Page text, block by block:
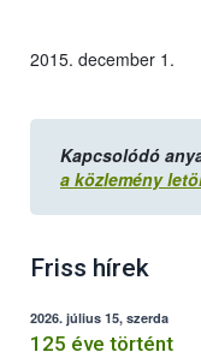
2015. december 1.
Kapcsolódó
a közlemény
Friss hírek
2026. július 15, szerda
125 éve történt